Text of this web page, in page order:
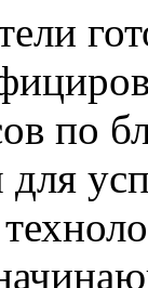
по